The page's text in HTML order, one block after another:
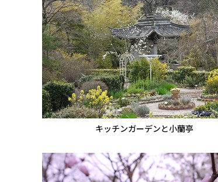
キッチンガーデンと小蘭亭